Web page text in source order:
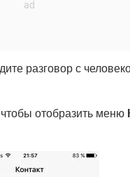
разговор с
отобразить меню